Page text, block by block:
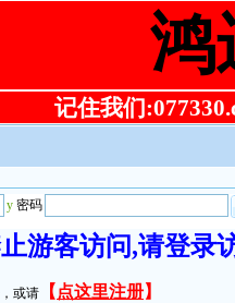
鸿
记住我们
止游客访问,请登
或请 【 点这里注册】